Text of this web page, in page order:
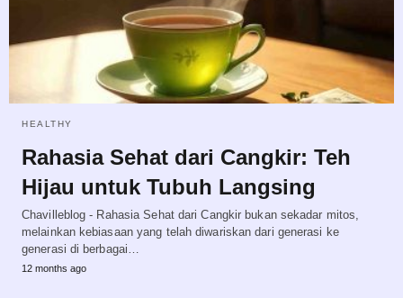
HEALTHY
Rahasia Sehat dari Cangkir: Teh
Hijau untuk Tubuh Langsing
Chavilleblog - Rahasia Sehat dari Cangkir bukan sekadar mitos,
melainkan kebiasaan yang telah diwariskan dari generasi ke
generasi di berbagai…
12 months ago